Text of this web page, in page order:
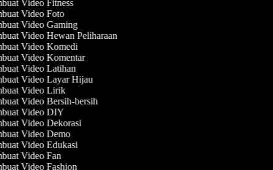
Video Fitness
Video Foto
Video Gaming
Video Hewan Peliharaan
Video Komedi
Video Komentar
Video Latihan
Video Layar Hijau
Video Lirik
Video Bersih-bersih
Video DIY
Video Dekorasi
Video Demo
Video Edukasi
Video Fan
Video Fashion